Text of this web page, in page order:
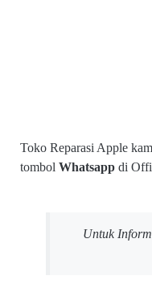
Toko Reparasi Apple
tombol Whatsapp di
Untuk